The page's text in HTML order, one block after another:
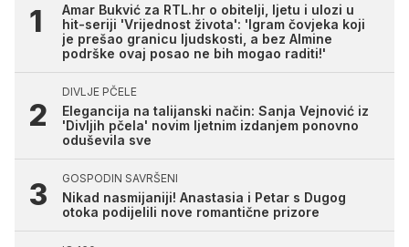
Amar Bukvić za RTL.hr o obitelji, ljetu i ulozi u
hit-seriji 'Vrijednost života': 'Igram čovjeka koji
je prešao granicu ljudskosti, a bez Almine
podrške ovaj posao ne bih mogao raditi!'
DIVLJE PČELE
Elegancija na talijanski način: Sanja Vejnović iz
'Divljih pčela' novim ljetnim izdanjem ponovno
oduševila sve
GOSPODIN SAVRŠENI
Nikad nasmijaniji! Anastasia i Petar s Dugog
otoka podijelili nove romantične prizore